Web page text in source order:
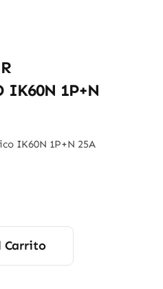
IK60N 1P+N
IK60N 1P+N 25A
Carrito